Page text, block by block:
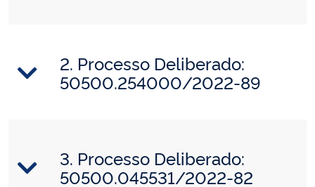
2. Processo Deliberado:
50500.254000/2022-89
3. Processo Deliberado:
50500.045531/2022-82